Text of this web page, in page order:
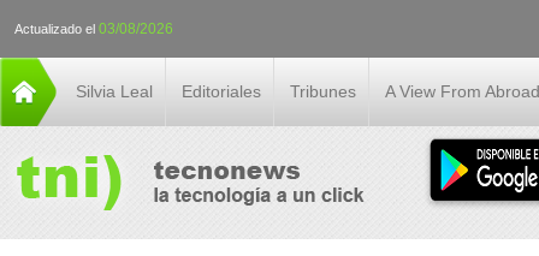
Actualizado el 03/08/2026
Silvia Leal Editoriales Tribunes A View From Abroad